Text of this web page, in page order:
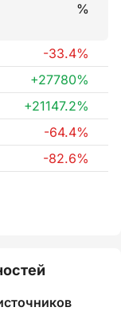
%
-33.4%
+27780%
+21147.2%
-64.4%
-82.6%